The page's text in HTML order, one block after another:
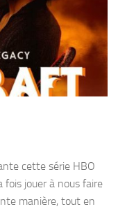
cette série HBO
jouer à nous faire
manière, tout en